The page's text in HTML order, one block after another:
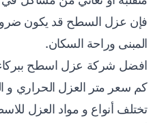
فإن عزل السطح قد يكون
المبنى وراحة السكان.
افضل شركة عزل اسطح
كم سعر متر العزل الحراري و